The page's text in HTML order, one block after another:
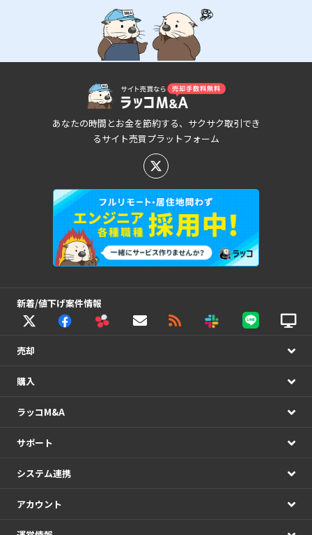
あなたの時間とお金を節約する、サクサク取引でき
るサイト売買プラットフォーム
新着/値下げ案件情報
売却
購入
ラッコM&A
サポート
システム連携
アカウント